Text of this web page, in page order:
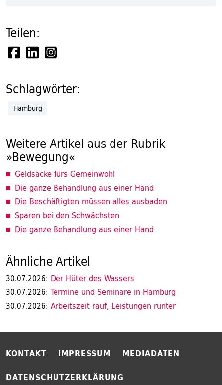
Teilen:
Schlagwörter:
Hamburg
Weitere Artikel aus der Rubrik
»Bewegung«
Geldsäcke fürs Gemeinwohl
Die ganze Behandlung aus einer Hand
Die Beschäftigten müssen alles ausbaden
Sparen bei den Schwächsten
Die ganze Behandlung aus einer Hand
Ähnliche Artikel
30.07.2026: Der Hüter des Wassers
30.07.2026: Termine und Seminare in Hamburg
30.07.2026: Arbeitszeit rauf, Leistungen runter
KONTAKT IMPRESSUM
MEDIADATEN
DATENSCHUTZERKLÄRUNG